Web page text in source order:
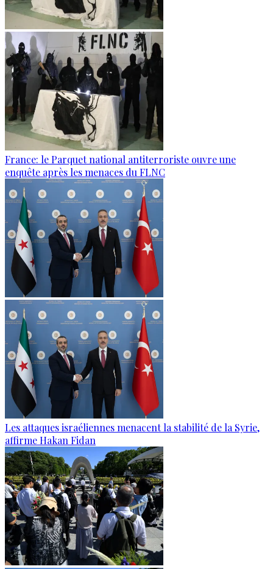
France: le Parquet national antiterroriste ouvre une
enquête après les menaces du FLNC
Les attaques israéliennes menacent la stabilité de la Syrie,
affirme Hakan Fidan